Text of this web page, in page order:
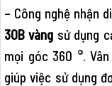
– Công nghệ nhận
30B vàng sử dụng
mọi góc 360 °.
giúp việc sử dụng